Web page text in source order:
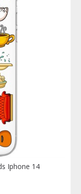
Iphone 14